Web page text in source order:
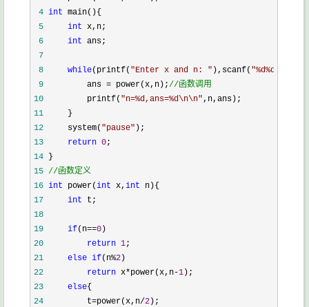
4 int
5
int
6
int
7
8
while(printf( "Enter x and n: " ),scanf( "%d%d
9
         ans = power(x,n);
//函数调用
10
         printf(
"n=%d,ans=%d\n\n"
11
12
     system(
"pause"
13
return 0
14
15 //函数定义
16 int power(int x, int
17
int
18
19
if(n==0
20
return 1
21
else if(n%2
22
return x*power(x,n-1
23
else
24
         t=power(x,n/
2